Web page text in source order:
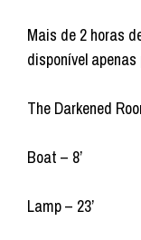
Mais de 2 horas
disponível
The Darkened
Boat – 8’
Lamp – 23’